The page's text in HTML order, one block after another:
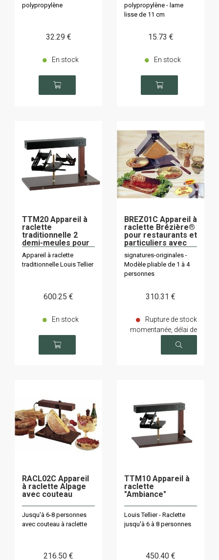
polypropylène
32.29 €
En stock
polypropylène - lame
lisse de 11 cm
15.73 €
En stock
TTM20 Appareil à
raclette
traditionnelle 2
demi-meules pour
restaurants et
particuliers
Appareil à raclette
traditionnelle Louis Tellier
600.25 €
En stock
BREZ01C Appareil à
raclette Brézière®
pour restaurants et
particuliers avec
signatures-originales -
Modèle pliable de 1 à 4
personnes
310.31 €
Rupture de stock
momentanée, délai de
livraison sur demande
RACL02C Appareil
à raclette Alpage
avec couteau
Jusqu'à 6-8 personnes
avec couteau à raclette
216.50 €
TTM10 Appareil à
raclette
"Ambiance"
Louis Tellier - Raclette
jusqu'à 6 à 8 personnes
450.40 €